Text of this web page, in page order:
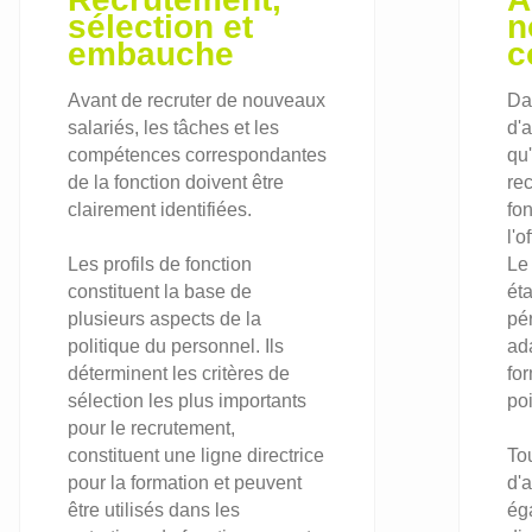
sélection et
embauche
Avant de recruter de nouveaux
salariés, les tâches et les
compétences correspondantes
de la fonction doivent être
clairement identifiées.
Les profils de fonction
constituent la base de
plusieurs aspects de la
politique du personnel. Ils
déterminent les critères de
sélection les plus importants
pour le recrutement,
constituent une ligne directrice
pour la formation et peuvent
être utilisés dans les